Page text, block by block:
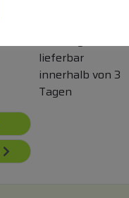
lieferbar
innerhalb von 3
Tagen